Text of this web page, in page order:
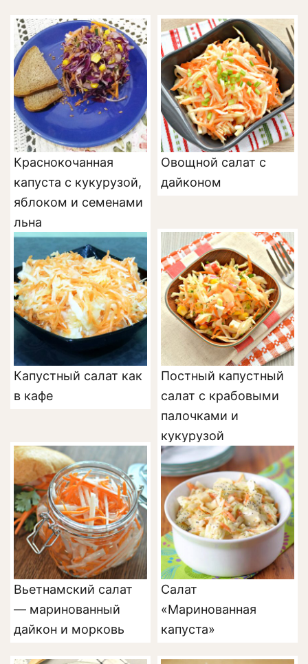
Краснокочанная
капуста с кукурузой,
яблоком и семенами
льна
Овощной салат с
дайконом
Капустный салат как
в кафе
Постный капустный
салат с крабовыми
палочками и
кукурузой
Вьетнамский салат
— маринованный
дайкон и морковь
Салат
«Маринованная
капуста»